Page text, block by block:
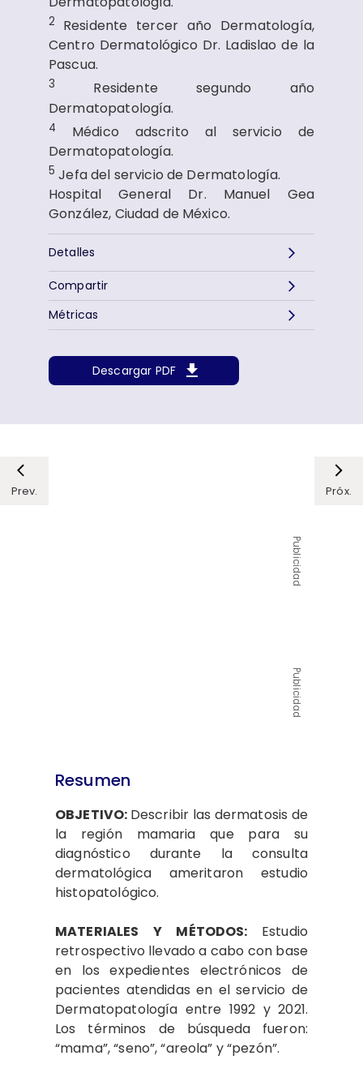
2
Residente tercer año Dermatología,
Centro Dermatológico Dr. Ladislao de la
Pascua.
3 Residente segundo año
Dermatopatología.
4 Médico adscrito al servicio de
Dermatopatología.
5 Jefa del servicio de Dermatología.
Hospital General Dr. Manuel Gea
González, Ciudad de México.
Detalles
Descargar PDF
Métricas
Compartir
Prev. Próx.
Publicidad
Publicidad
Resumen
OBJETIVO: Describir las dermatosis de
la región mamaria que para su
diagnóstico durante la consulta
dermatológica ameritaron estudio
histopatológico.
MATERIALES Y MÉTODOS: Estudio
retrospectivo llevado a cabo con base
en los expedientes electrónicos de
pacientes atendidas en el servicio de
Dermatopatología entre 1992 y 2021.
Los términos de búsqueda fueron:
“mama”, “seno”, “areola” y “pezón”.